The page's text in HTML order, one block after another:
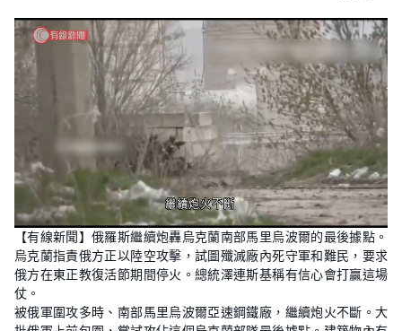
n
m
u
t
e
L
o
a
d
e
d
:
.
0
【有線新聞】俄羅斯繼續炮轟烏克蘭南部馬里烏波爾的最後據點。
烏克蘭指責俄方正以陸空攻擊，試圖殲滅廠內死守軍和難民，要求
俄方在東正教復活節期間停火。總統澤連斯基稱有信心會打贏這場
仗。
被俄軍圍攻多時、南部馬里烏波爾亞速鋼鐵廠，繼續炮火不斷。大